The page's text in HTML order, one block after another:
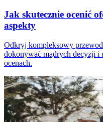
Jak skutecznie ocenić
aspekty
Odkryj kompleksowy
dokonywać mądrych decyzji i
ocenach.